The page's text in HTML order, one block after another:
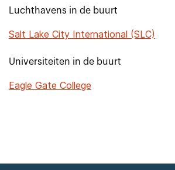
Luchthavens in de buurt
Salt Lake City International (SLC)
Universiteiten in de buurt
Eagle Gate College